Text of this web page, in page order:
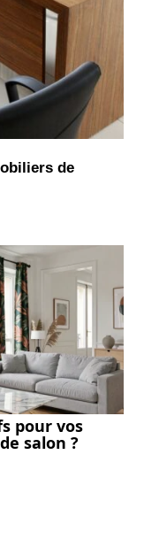
de
pour vos
salon ?